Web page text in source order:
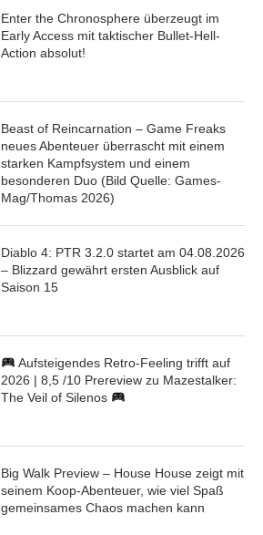
Enter the Chronosphere überzeugt im
Early Access mit taktischer Bullet-Hell-
Action absolut!
Beast of Reincarnation – Game Freaks
neues Abenteuer überrascht mit einem
starken Kampfsystem und einem
besonderen Duo (Bild Quelle: Games-
Mag/Thomas 2026)
Diablo 4: PTR 3.2.0 startet am 04.08.2026
– Blizzard gewährt ersten Ausblick auf
Saison 15
Aufsteigendes Retro-Feeling trifft auf
2026 | 8,5 /10 Prereview zu Mazestalker:
The Veil of Silenos
Big Walk Preview – House House zeigt mit
seinem Koop-Abenteuer, wie viel Spaß
gemeinsames Chaos machen kann